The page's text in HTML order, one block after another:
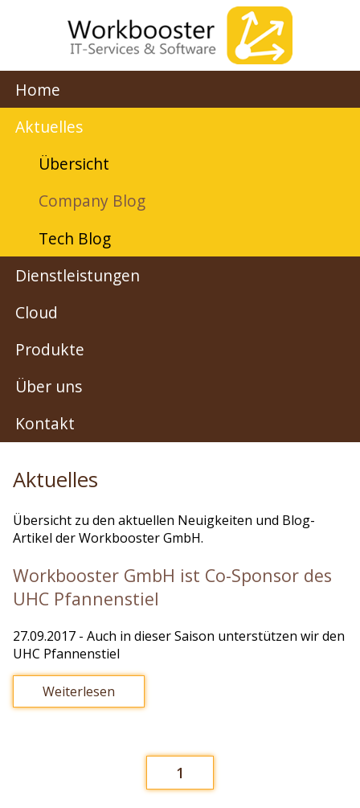
Home
Aktuelles
Übersicht
Company Blog
Tech Blog
Dienstleistungen
Cloud
Produkte
Über uns
Kontakt
Aktuelles
Übersicht zu den aktuellen Neuigkeiten und Blog-
Artikel der Workbooster GmbH.
Workbooster GmbH ist Co-Sponsor des
UHC Pfannenstiel
27.09.2017 - Auch in dieser Saison unterstützen wir den
UHC Pfannenstiel
Weiterlesen
1